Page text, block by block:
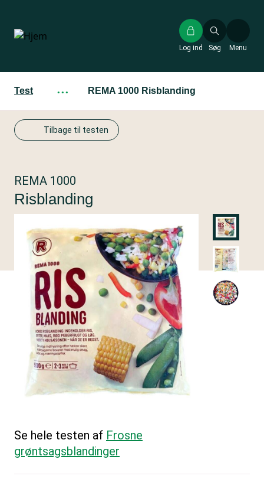
hovedindhold
Søg
Log ind Menu
Test ··· REMA 1000 Risblanding
Tilbage til testen
REMA 1000
Risblanding
Se hele testen af Frosne
grøntsagsblandinger